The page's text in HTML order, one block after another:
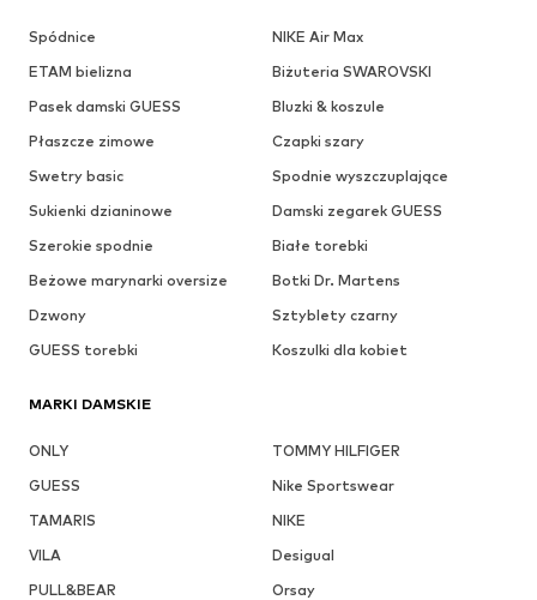
Spódnice
NIKE Air Max
ETAM bielizna
Biżuteria SWAROVSKI
Pasek damski GUESS
Bluzki & koszule
Płaszcze zimowe
Czapki szary
Swetry basic
Spodnie wyszczuplające
Sukienki dzianinowe
Damski zegarek GUESS
Szerokie spodnie
Białe torebki
Beżowe marynarki oversize
Botki Dr. Martens
Dzwony
Sztyblety czarny
GUESS torebki
Koszulki dla kobiet
MARKI DAMSKIE
ONLY
TOMMY HILFIGER
GUESS
Nike Sportswear
TAMARIS
NIKE
VILA
Desigual
PULL&BEAR
Orsay